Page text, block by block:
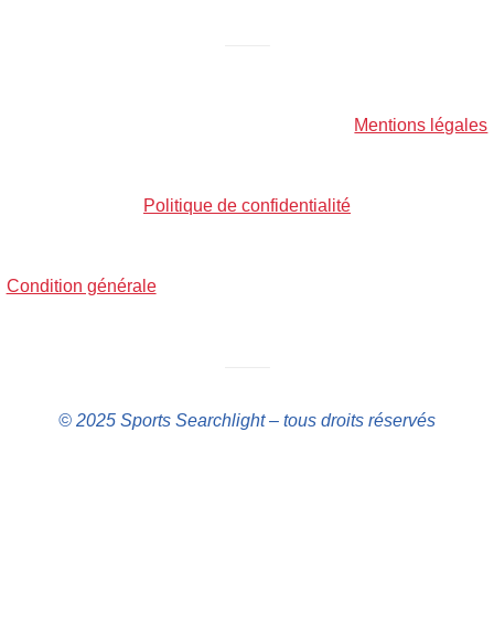
Mentions légales
Politique de confidentialité
Condition générale
© 2025 Sports Searchlight – tous droits réservés